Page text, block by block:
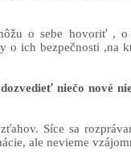
o sebe hovoriť , o
o ich bezpečnosti ,na
niečo nové
Síce sa
ale nevieme